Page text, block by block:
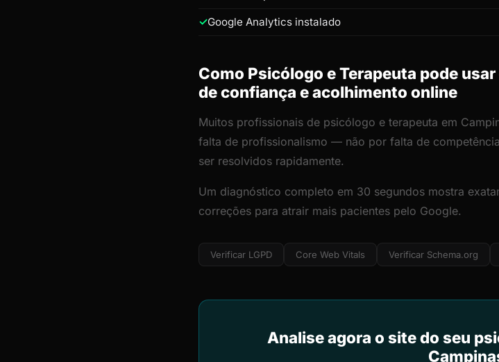
Google Analytics instalado
Como Psicólogo e Terapeuta pode
de confiança e acolhimento online
Muitos profissionais de psicólogo e terapeuta em
falta de profissionalismo — não por falta de
ser resolvidos rapidamente.
Um diagnóstico completo em 30 segundos mostra
correções para atrair mais pacientes pelo Google.
Verificar LGPD Core Web Vitals Verificar Schema.org
Analise agora o site do seu